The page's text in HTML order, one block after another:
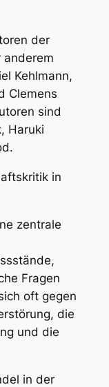
der
anderem
Kehlmann,
Clemens
sind
Haruki
in
zentrale
Fragen
oft gegen
die
und die
in der